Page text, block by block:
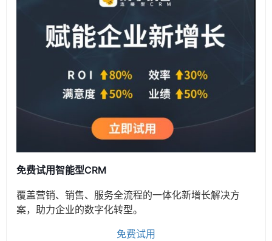
免费试用智能型CRM
覆盖营销、销售、服务全流程的一体化新增长解决方
案，助力企业的数字化转型。
免费试用